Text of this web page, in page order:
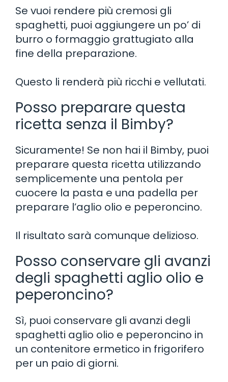
Se vuoi rendere più cremosi gli
spaghetti, puoi aggiungere un po’ di
burro o formaggio grattugiato alla
fine della preparazione.
Questo li renderà più ricchi e vellutati.
Posso preparare questa
ricetta senza il Bimby?
Sicuramente! Se non hai il Bimby, puoi
preparare questa ricetta utilizzando
semplicemente una pentola per
cuocere la pasta e una padella per
preparare l’aglio olio e peperoncino.
Il risultato sarà comunque delizioso.
Posso conservare gli avanzi
degli spaghetti aglio olio e
peperoncino?
Sì, puoi conservare gli avanzi degli
spaghetti aglio olio e peperoncino in
un contenitore ermetico in frigorifero
per un paio di giorni.